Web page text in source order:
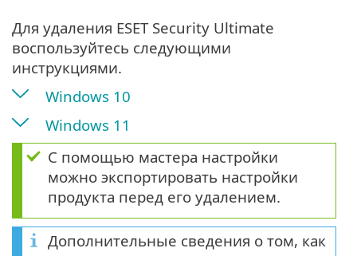
Для удаления ESET Security Ultimate
воспользуйтесь следующими
инструкциями.
Windows 10
Windows 11
С помощью мастера настройки
можно экспортировать настройки
продукта перед его удалением.
Дополнительные сведения о том, как